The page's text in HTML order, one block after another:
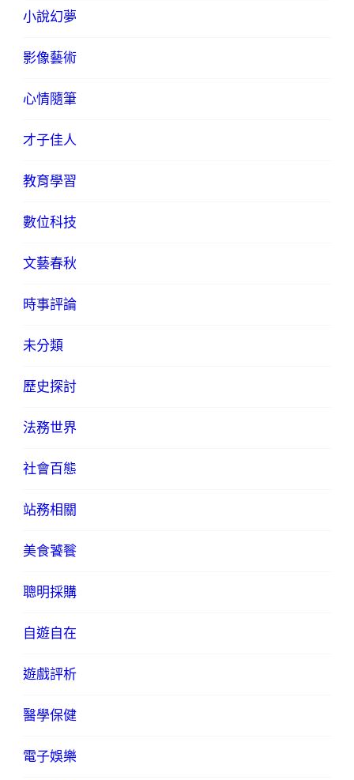
小說幻夢
影像藝術
心情隨筆
才子佳人
教育學習
數位科技
文藝春秋
時事評論
未分類
歷史探討
法務世界
社會百態
站務相關
美食饕餮
聰明採購
自遊自在
遊戲評析
醫學保健
電子娛樂